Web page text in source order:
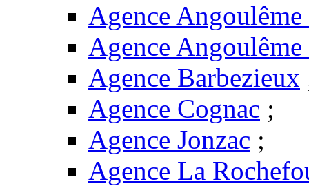
Agence
Agence
Agence Barbezieux
Agence Cognac ;
Agence Jonzac ;
Agence La